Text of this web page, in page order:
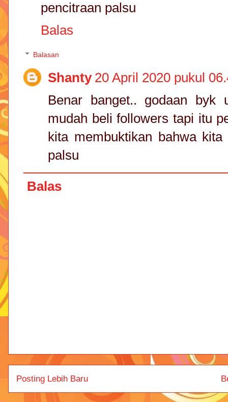
pencitraan palsu
Balas
Balasan
Shanty 20 April 2020 pukul
Benar banget.. godaan byk
mudah beli followers tapi itu
kita membuktikan bahwa
palsu
Balas
Posting Lebih Baru